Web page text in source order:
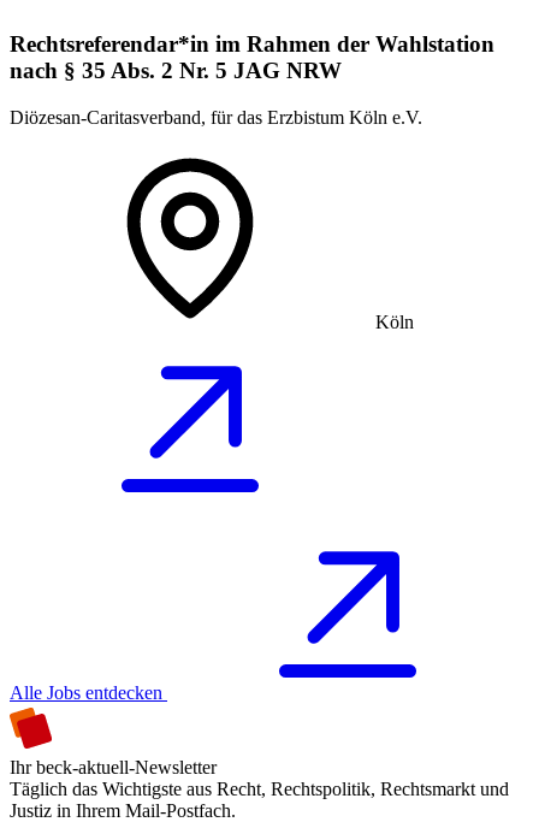
Rechtsreferendar*in im Rahmen der Wahlstation
nach § 35 Abs. 2 Nr. 5 JAG NRW
Diözesan-Caritasverband, für das Erzbistum Köln e.V.
Köln
Alle Jobs entdecken
Ihr beck-aktuell-Newsletter
Täglich das Wichtigste aus Recht, Rechtspolitik, Rechtsmarkt und
Justiz in Ihrem Mail-Postfach.